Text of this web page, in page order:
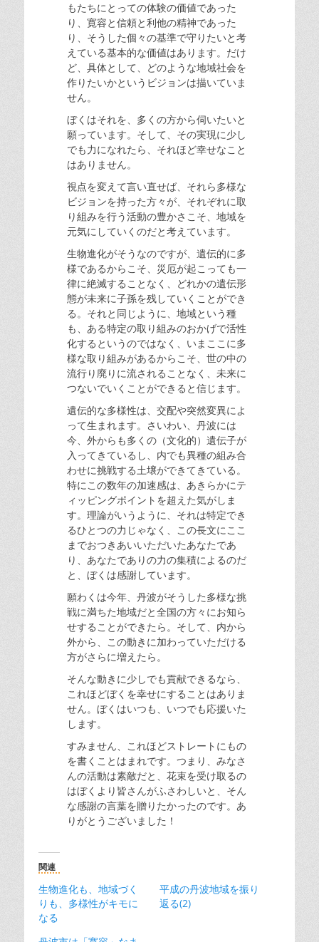
もたちにとっての体験の価値であった
り、寛容と信頼と利他の精神であった
り、そうした個々の基準で守りたいと考
えている基本的な価値はあります。だけ
ど、具体として、どのような地域社会を
作りたいかというビジョンは描いていま
せん。
ぼくはそれを、多くの方から伺いたいと
願っています。そして、その実現に少し
でも力になれたら、それほど幸せなこと
はありません。
視点を変えて言い直せば、それら多様な
ビジョンを持った方々が、それぞれに取
り組みを行う活動の豊かさこそ、地域を
元気にしていくのだと考えています。
生物進化がそうなのですが、遺伝的に多
様であるからこそ、災厄が起こっても一
律に絶滅することなく、どれかの遺伝形
態が未来に子孫を残していくことができ
る。それと同じように、地域という種
も、ある特定の取り組みのおかげで活性
化するというのではなく、いまここに多
様な取り組みがあるからこそ、世の中の
流行り廃りに流されることなく、未来に
つないでいくことができると信じます。
遺伝的な多様性は、交配や突然変異によ
って生まれます。さいわい、丹波には
今、外からも多くの（文化的）遺伝子が
入ってきているし、内でも異種の組み合
わせに挑戦する土壌ができてきている。
特にこの数年の加速感は、あきらかにテ
ィッピングポイントを超えた気がしま
す。理論がいうように、それは特定でき
るひとつの力じゃなく、この長文にここ
までおつきあいいただいたあなたであ
り、あなたでありの力の集積によるのだ
と、ぼくは感謝しています。
願わくは今年、丹波がそうした多様な挑
戦に満ちた地域だと全国の方々にお知ら
せすることができたら。そして、内から
外から、この動きに加わっていただける
方がさらに増えたら。
そんな動きに少しでも貢献できるなら、
これほどぼくを幸せにすることはありま
せん。ぼくはいつも、いつでも応援いた
します。
すみません、これほどストレートにもの
を書くことはまれです。つまり、みなさ
んの活動は素敵だと、花束を受け取るの
はぼくより皆さんがふさわしいと、そん
な感謝の言葉を贈りたかったのです。あ
りがとうございました！
関連
生物進化も、地域づく
りも、多様性がキモに
なる
平成の丹波地域を振り
返る(2)